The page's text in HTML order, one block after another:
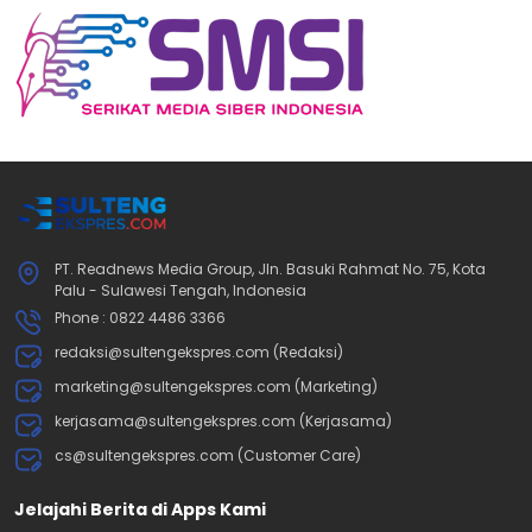
PT. Readnews Media Group, Jln. Basuki Rahmat No. 75, Kota
Palu - Sulawesi Tengah, Indonesia
Phone : 0822 4486 3366
redaksi@sultengekspres.com (Redaksi)
marketing@sultengekspres.com (Marketing)
kerjasama@sultengekspres.com (Kerjasama)
cs@sultengekspres.com (Customer Care)
Jelajahi Berita di Apps Kami